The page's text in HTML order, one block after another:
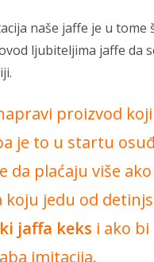
naše jaffe je u
ljubiteljima jaffe da
proizvod
je to u startu
da plaćaju više
koju jedu od
jaffa keks i ako
imitacija.